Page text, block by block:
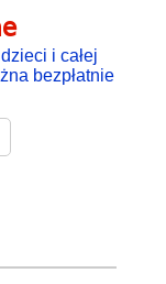
i całej
bezpłatnie